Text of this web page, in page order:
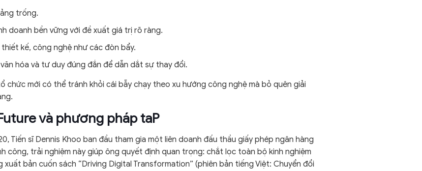
trống.
doanh bền vững với đề xuất giá trị rõ ràng.
kế, công nghệ như các đòn bẩy.
hóa và tư duy đúng đắn để dẫn dắt sự thay đổi.
chức mới có thể tránh khỏi cái bẫy chạy theo xu hướng công nghệ mà bỏ quên giải
và phương pháp taP
Tiến sĩ Dennis Khoo ban đầu tham gia một liên doanh đấu thầu giấy phép ngân hàng
công, trải nghiệm này giúp ông quyết định quan trọng: chắt lọc toàn bộ kinh nghiệm
bản cuốn sách “Driving Digital Transformation” (phiên bản tiếng Việt: Chuyển đổi